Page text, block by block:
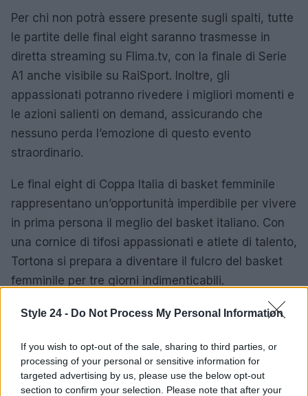
Style 24 - Do Not Process My Personal Information
If you wish to opt-out of the sale, sharing to third parties, or
processing of your personal or sensitive information for
targeted advertising by us, please use the below opt-out
section to confirm your selection. Please note that after your
Per chi non potrà essere presente sugli spalti, tutte
le partite delle final eight saranno trasmesse in
diretta streaming su Flima.tv, con la finale di Serie
A1 anche visibile su RaiSport. Inoltre, gli
appassionati potranno rivedere i migliori momenti e
le azioni salienti on demand, assicurando che
nessuno perda l’emozione di questo evento
straordinario.
Le final eight di Coppa Italia di basket femminile
rappresentano un’opportunità imperdibile per vivere
in prima persona il meglio del basket italiano. Con
una cornice di tifosi appassionati e atlete di talento,
Tortona si prepara a diventare il fulcro del basket
femminile per tre giorni indimenticabili.
AUTORE
Staff